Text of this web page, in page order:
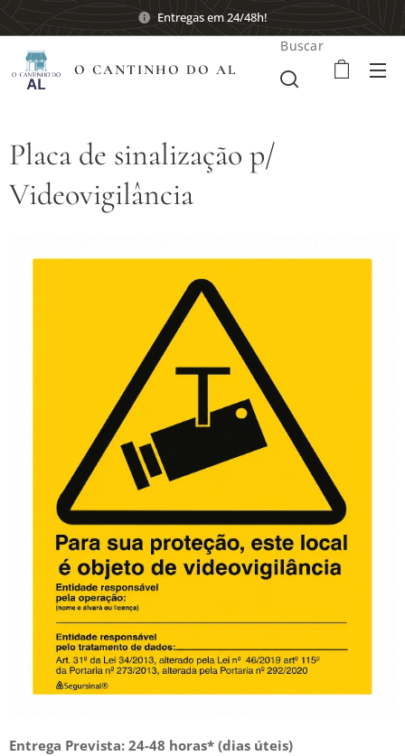
Entregas em 24/48h!
O CANTINHO DO AL
Buscar
Placa de sinalização p/
Videovigilância
Entrega Prevista: 24-48 horas* (dias úteis)